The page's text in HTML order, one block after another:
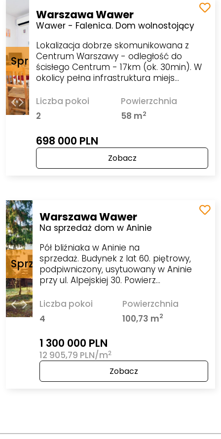
Warszawa Wawer
Wawer - Falenica. Dom wolnostojący
Lokalizacja dobrze skomunikowana z
Centrum Warszawy - odległość do
ścisłego Centrum - 17km (ok. 30min). W
okolicy pełna infrastruktura miejs…
Liczba pokoi
2
Powierzchnia
58 m2
698 000 PLN
Zobacz
Warszawa Wawer
Na sprzedaż dom w Aninie
Pół bliźniaka w Aninie na
sprzedaż. Budynek z lat 60. piętrowy,
podpiwniczony, usytuowany w Aninie
przy ul. Alpejskiej 30. Powierz…
Liczba pokoi
4
Powierzchnia
100,73 m2
1 300 000 PLN
12 905,79 PLN/m2
Zobacz